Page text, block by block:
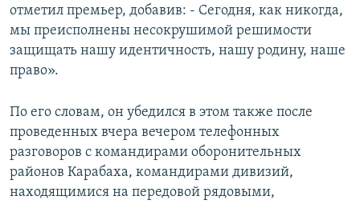
отметил премьер, добавив: - Сегодня, как никогда,
мы преисполнены несокрушимой решимости
защищать нашу идентичность, нашу родину, наше
право».
По его словам, он убедился в этом также после
проведенных вчера вечером телефонных
разговоров с командирами оборонительных
районов Карабаха, командирами дивизий,
находящимися на передовой рядовыми,